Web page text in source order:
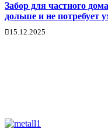
Забор для частного
дольше и не потребует
15.12.2025